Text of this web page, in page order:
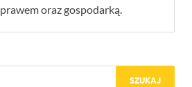
prawem oraz gospodarką.